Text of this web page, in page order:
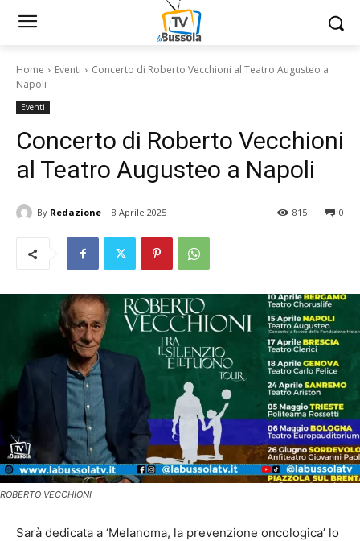
Home Eventi
Concerto di Roberto Vecchioni al Teatro Augusteo a
Napoli
Eventi
Concerto di Roberto Vecchioni
al Teatro Augusteo a Napoli
By Redazione 8 Aprile 2025 0
815
ROBERTO VECCHIONI
Sarà dedicata a ‘Melanoma, la prevenzione oncologica’ lo